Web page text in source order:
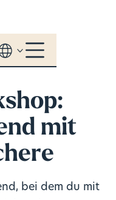
mit
bei dem du mit